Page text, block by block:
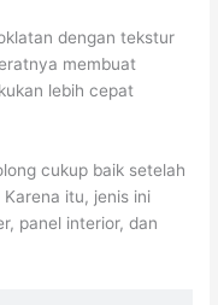
dengan tekstur
membuat
lebih cepat
cukup baik setelah
itu, jenis ini
panel interior, dan